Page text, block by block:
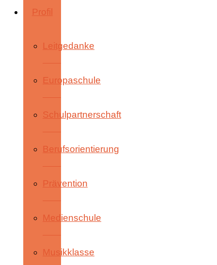
Profil
Leitgedanke
Europaschule
Schulpartnerschaft
Berufsorientierung
Prävention
Medienschule
Musikklasse